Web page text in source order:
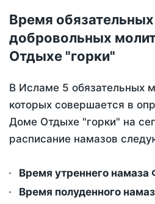
Время
добровольных
Отдыхе "горки"
В Исламе 5 обязательных
которых совершается в
Доме Отдыхе "горки" на
расписание намазов
Время утреннего
Время полуденного